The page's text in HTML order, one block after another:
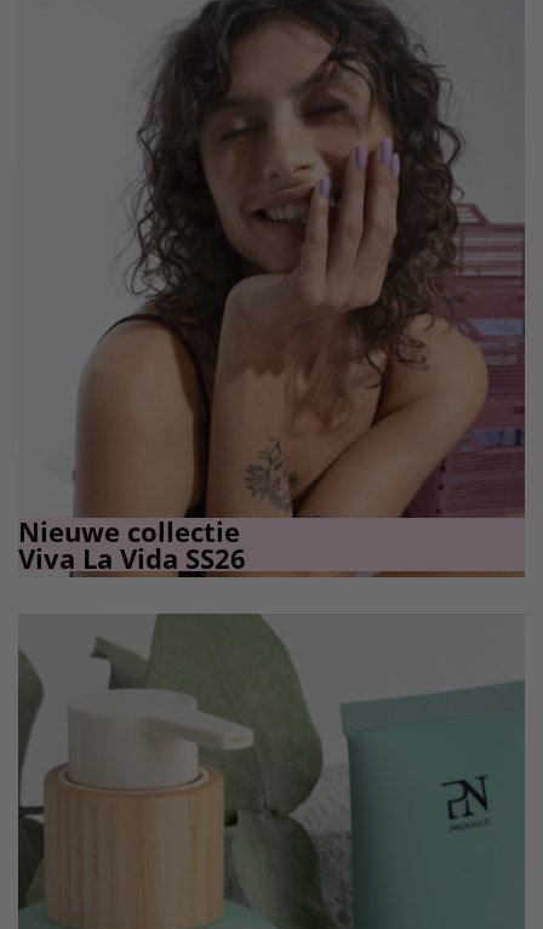
Nieuwe collectie
Viva La Vida SS26